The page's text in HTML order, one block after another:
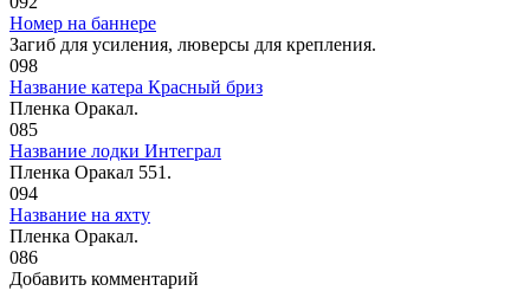
Номер на баннере
Загиб для усиления, люверсы для крепления.
098
Название катера Красный бриз
Пленка Оракал.
085
Название лодки Интеграл
Пленка Оракал 551.
094
Название на яхту
Пленка Оракал.
086
Добавить комментарий